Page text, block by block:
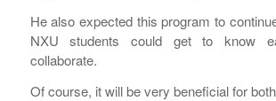
He also expected this program to
NXU students could get to know
collaborate.
Of course, it will be very beneficial for